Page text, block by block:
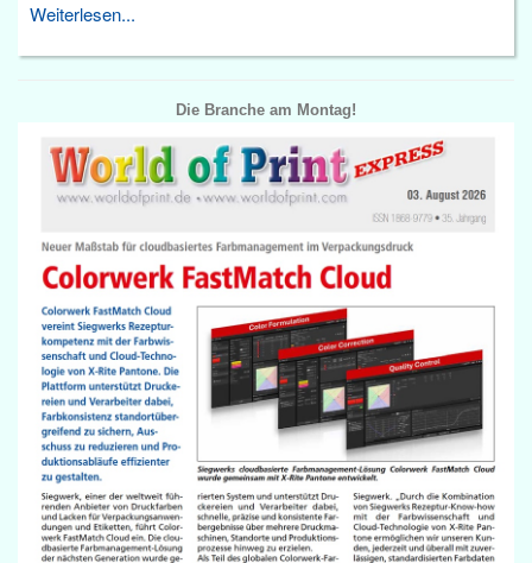
Weiterlesen...
Die Branche am Montag!